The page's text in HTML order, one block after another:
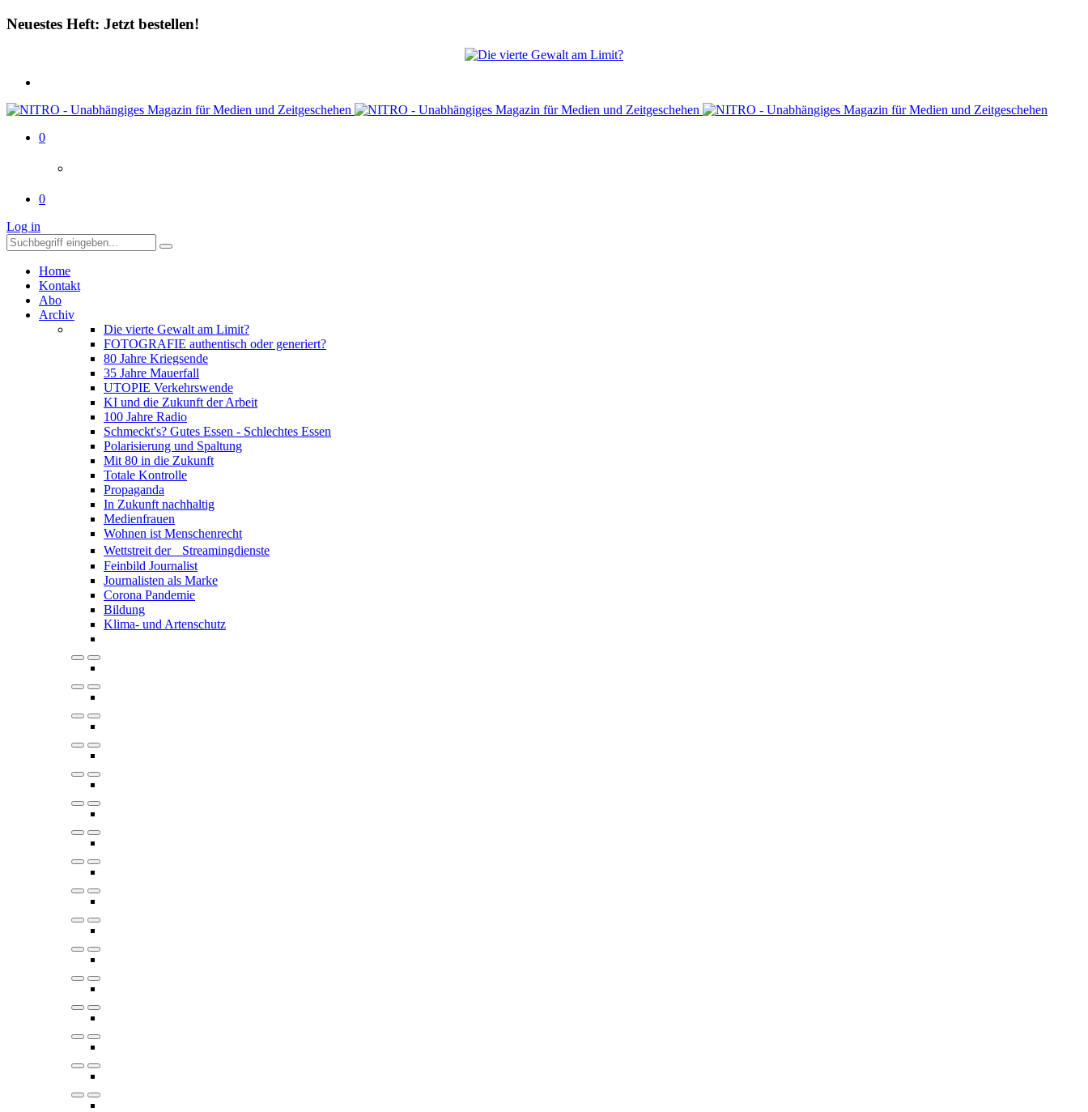
Neuestes Heft: Jetzt bestellen!
0
0
Log in
Home
Kontakt
Abo
Archiv
Die vierte Gewalt am Limit?
FOTOGRAFIE authentisch oder generiert?
80 Jahre Kriegsende
35 Jahre Mauerfall
UTOPIE Verkehrswende
KI und die Zukunft der Arbeit
100 Jahre Radio
Schmeckt's? Gutes Essen - Schlechtes Essen
Polarisierung und Spaltung
Mit 80 in die Zukunft
Totale Kontrolle
Propaganda
In Zukunft nachhaltig
Medienfrauen
Wohnen ist Menschenrecht
Wettstreit der Streamingdienste
Feinbild Journalist
Journalisten als Marke
Corona Pandemie
Bildung
Klima- und Artenschutz